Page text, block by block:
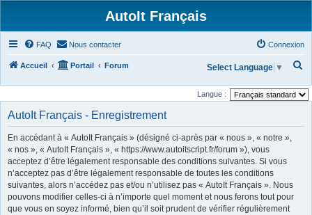
AutoIt Français
FAQ Nous contacter Connexion
Accueil Portail Forum
c
Select Language ▼
Langue :
AutoIt Français - Enregistrement
En accédant à « AutoIt Français » (désigné ci-après par « nous », « notre »,
« nos », « AutoIt Français », « https://www.autoitscript.fr/forum »), vous
acceptez d’être légalement responsable des conditions suivantes. Si vous
n’acceptez pas d’être légalement responsable de toutes les conditions
suivantes, alors n’accédez pas et/ou n’utilisez pas « AutoIt Français ». Nous
pouvons modifier celles-ci à n’importe quel moment et nous ferons tout pour
que vous en soyez informé, bien qu’il soit prudent de vérifier régulièrement